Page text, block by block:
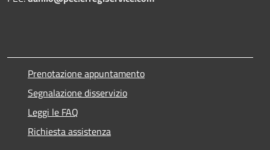
Prenotazione appuntamento
Segnalazione disservizio
Leggi le FAQ
Richiesta assistenza